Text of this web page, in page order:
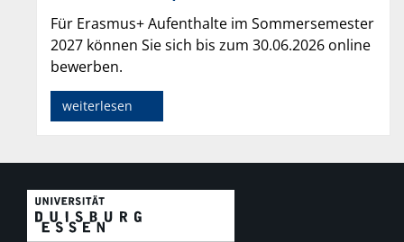
Für Erasmus+ Aufenthalte im Sommersemester
2027 können Sie sich bis zum 30.06.2026 online
bewerben.
weiterlesen